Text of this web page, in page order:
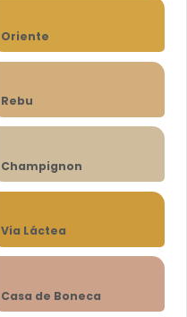
Oriente
Rebu
Champignon
Via Láctea
Casa de Boneca